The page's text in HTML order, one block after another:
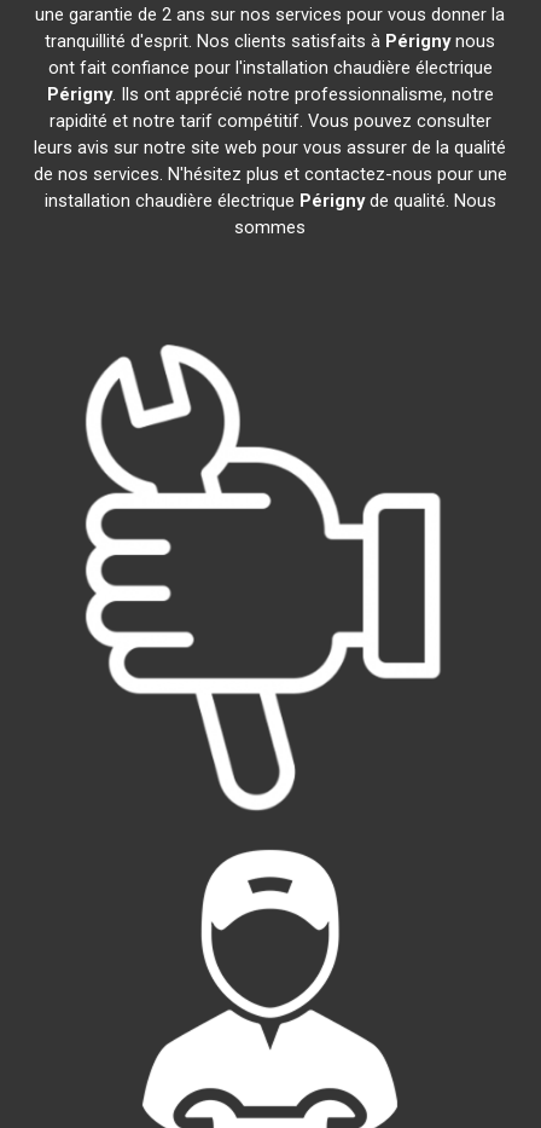
une garantie de 2 ans sur nos services pour vous donner la
tranquillité d'esprit. Nos clients satisfaits à Pérignynous
ont fait confiance pour l'installation chaudière électrique
Périgny. Ils ont apprécié notre professionnalisme, notre
rapidité et notre tarif compétitif. Vous pouvez consulter
leurs avis sur notre site web pour vous assurer de la qualité
de nos services. N'hésitez plus et contactez-nous pour une
installation chaudière électrique Pérignyde qualité. Nous
sommes